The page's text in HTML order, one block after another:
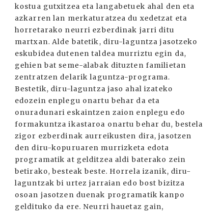
kostua gutxitzea eta langabetuek ahal den eta
azkarren lan merkaturatzea du xedetzat eta
horretarako neurri ezberdinak jarri ditu
martxan. Alde batetik, diru-laguntza jasotzeko
eskubidea dutenen taldea murriztu egin da,
gehien bat seme-alabak dituzten familietan
zentratzen delarik laguntza-programa.
Bestetik, diru-laguntza jaso ahal izateko
edozein enplegu onartu behar da eta
onuradunari eskaintzen zaion enplegu edo
formakuntza ikastaroa onartu behar du, bestela
zigor ezberdinak aurreikusten dira, jasotzen
den diru-kopuruaren murrizketa edota
programatik at gelditzea aldi baterako zein
betirako, besteak beste. Horrela izanik, diru-
laguntzak bi urtez jarraian edo bost bizitza
osoan jasotzen duenak programatik kanpo
geldituko da ere. Neurri hauetaz gain,